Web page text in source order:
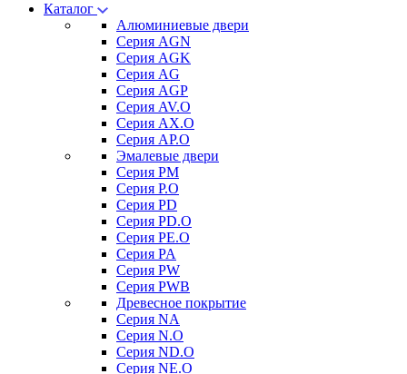
Каталог
Алюминиевые двери
Серия AGN
Серия AGK
Серия AG
Серия AGP
Серия AV.O
Серия AX.O
Серия AP.O
Эмалевые двери
Серия PM
Серия P.O
Серия PD
Серия PD.O
Серия PE.O
Серия PA
Серия PW
Серия PWB
Древесное покрытие
Серия NA
Серия N.O
Серия ND.O
Серия NE.O